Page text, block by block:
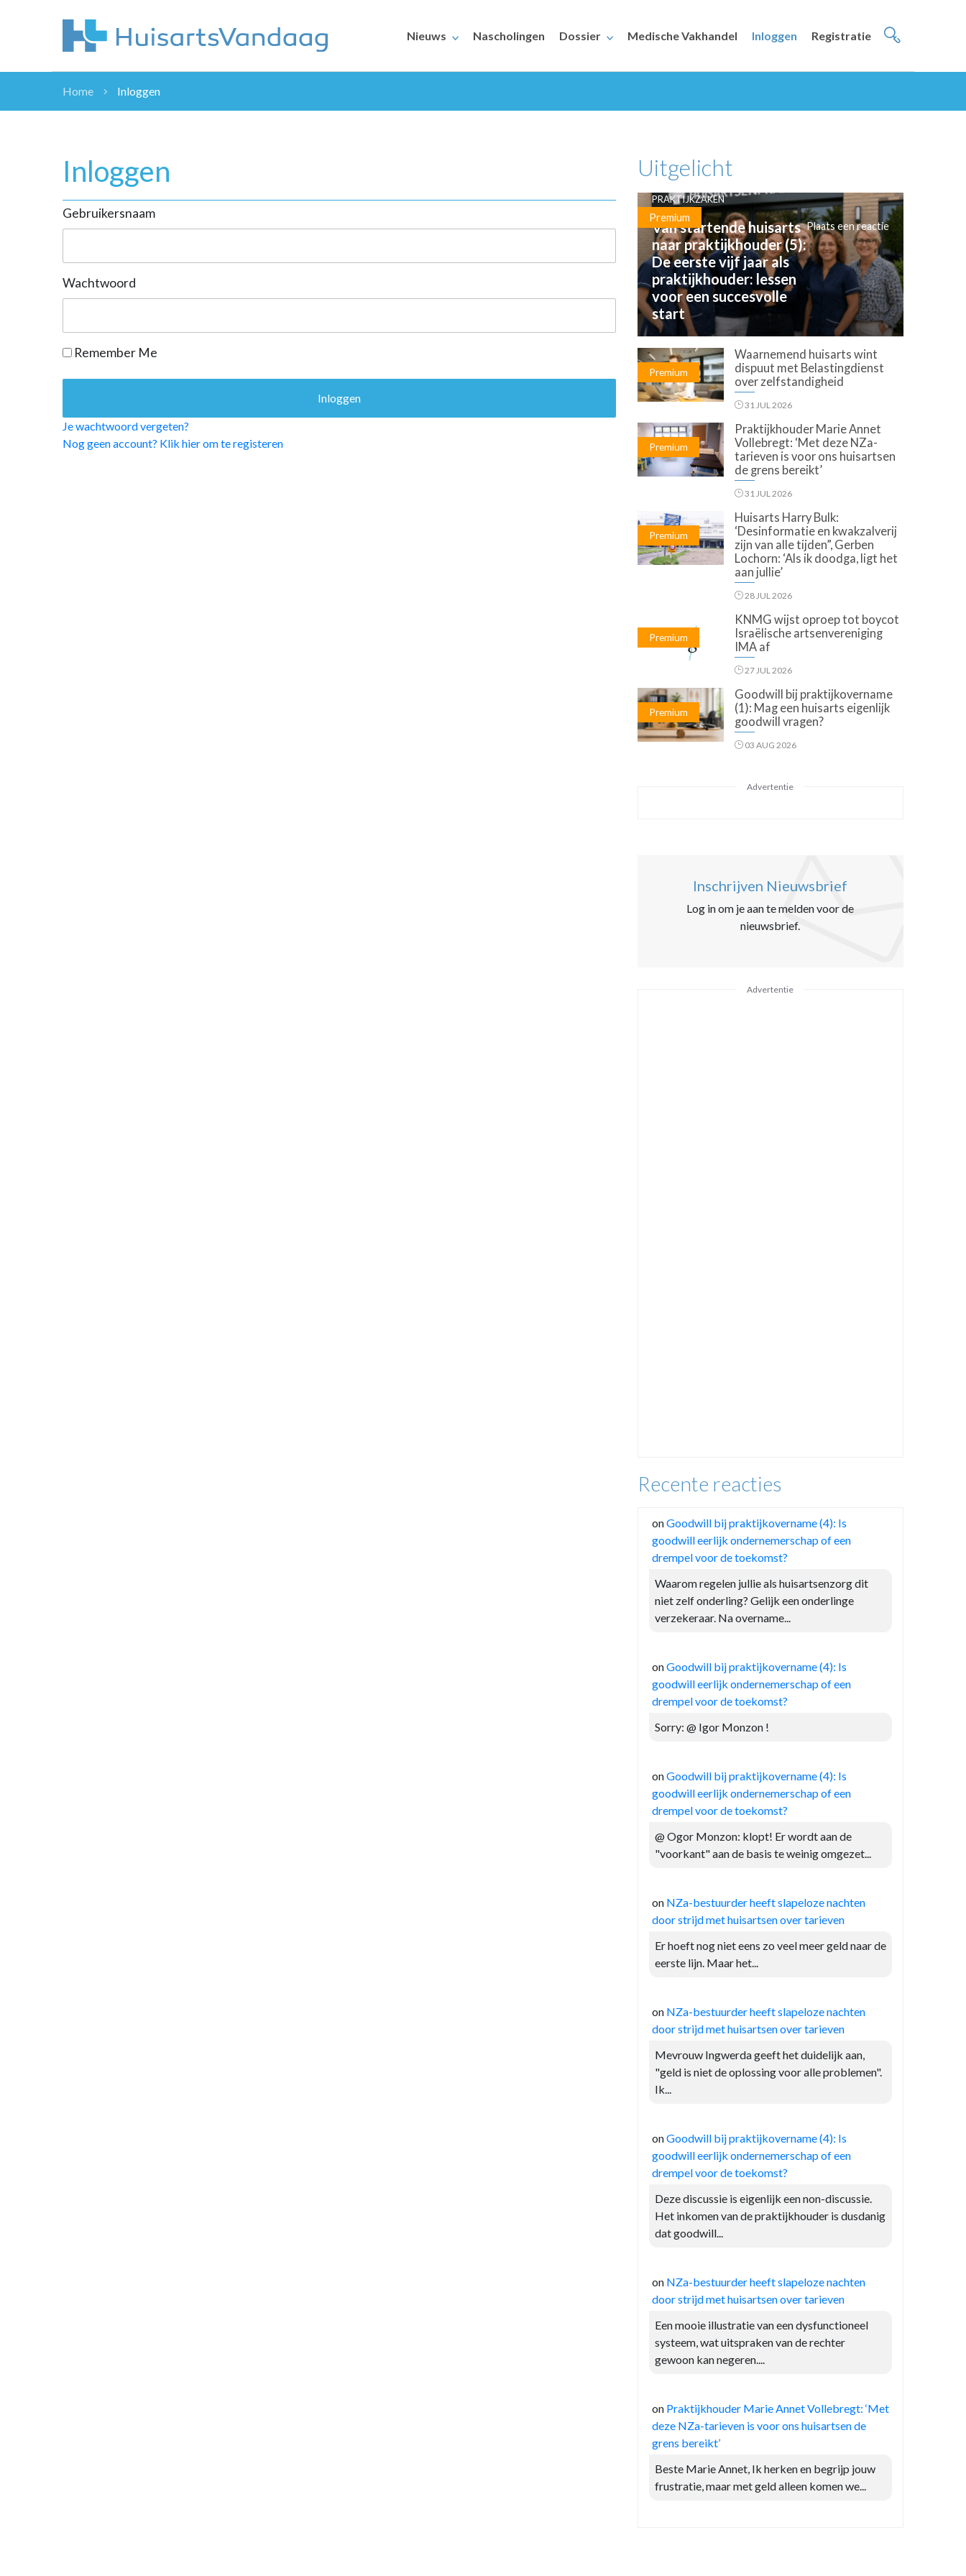
Nieuws Nascholingen Dossier Medische Vakhandel Inloggen Registratie
ZORGVERZEKERAARS
DOSSIER
NHG
PRAKTIJKZAKEN
VPHUISARTSEN
MEDISCHE VAKHANDEL
Home Inloggen
Inloggen
Gebruikersnaam
Wachtwoord
Remember Me
Je wachtwoord vergeten?
Nog geen account? Klik hier om te registeren
Uitgelicht
Premium
PRAKTIJKZAKEN
Van startende huisarts
naar praktijkhouder (5):
De eerste vijf jaar als
praktijkhouder: lessen
voor een succesvolle
start
Plaats een reactie
Premium
Waarnemend huisarts wint
dispuut met Belastingdienst
over zelfstandigheid
31 JUL 2026
Premium
Praktijkhouder Marie Annet
Vollebregt: ‘Met deze NZa-
tarieven is voor ons huisartsen
de grens bereikt’
31 JUL 2026
Premium
Huisarts Harry Bulk:
‘Desinformatie en kwakzalverij
zijn van alle tijden”, Gerben
Lochorn: ‘Als ik doodga, ligt het
aan jullie’
28 JUL 2026
Premium
KNMG wijst oproep tot boycot
Israëlische artsenvereniging
IMA af
27 JUL 2026
Premium
Goodwill bij praktijkovername
(1): Mag een huisarts eigenlijk
goodwill vragen?
03 AUG 2026
Advertentie
Inschrijven Nieuwsbrief
Log in om je aan te melden voor de
nieuwsbrief.
Advertentie
Recente reacties
onGoodwill bij praktijkovername (4): Is
goodwill eerlijk ondernemerschap of een
drempel voor de toekomst?
Waarom regelen jullie als huisartsenzorg dit
niet zelf onderling? Gelijk een onderlinge
verzekeraar. Na overname...
onGoodwill bij praktijkovername (4): Is
goodwill eerlijk ondernemerschap of een
drempel voor de toekomst?
Sorry: @ Igor Monzon !
onGoodwill bij praktijkovername (4): Is
goodwill eerlijk ondernemerschap of een
drempel voor de toekomst?
@ Ogor Monzon: klopt! Er wordt aan de
"voorkant" aan de basis te weinig omgezet...
on NZa-bestuurder heeft slapeloze nachten
door strijd met huisartsen over tarieven
Er hoeft nog niet eens zo veel meer geld naar de
eerste lijn. Maar het...
on NZa-bestuurder heeft slapeloze nachten
door strijd met huisartsen over tarieven
Mevrouw Ingwerda geeft het duidelijk aan,
"geld is niet de oplossing voor alle problemen".
Ik...
onGoodwill bij praktijkovername (4): Is
goodwill eerlijk ondernemerschap of een
drempel voor de toekomst?
Deze discussie is eigenlijk een non-discussie.
Het inkomen van de praktijkhouder is dusdanig
dat goodwill...
on NZa-bestuurder heeft slapeloze nachten
door strijd met huisartsen over tarieven
Een mooie illustratie van een dysfunctioneel
systeem, wat uitspraken van de rechter
gewoon kan negeren....
on Praktijkhouder Marie Annet Vollebregt: ‘Met
deze NZa-tarieven is voor ons huisartsen de
grens bereikt’
Beste Marie Annet, Ik herken en begrijp jouw
frustratie, maar met geld alleen komen we...